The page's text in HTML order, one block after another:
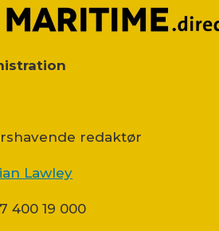
redaktør
Lawley
400 19 000